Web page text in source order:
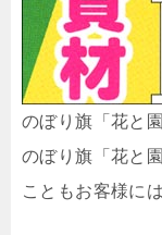
のぼり旗「花と
のぼり旗「花と
こともお客様に